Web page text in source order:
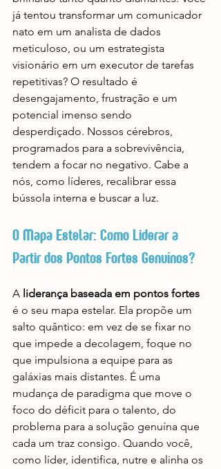
já tentou transformar um comunicador
nato em um analista de dados
meticuloso, ou um estrategista
visionário em um executor de tarefas
repetitivas? O resultado é
desengajamento, frustração e um
potencial imenso sendo
desperdiçado. Nossos cérebros,
programados para a sobrevivência,
tendem a focar no negativo. Cabe a
nós, como líderes, recalibrar essa
bússola interna e buscar a luz.
O Mapa Estelar: Como Liderar a
Partir dos Pontos Fortes Genuínos?
A liderança baseada em pontos fortes
é o seu mapa estelar. Ela propõe um
salto quântico: em vez de se fixar no
que impede a decolagem, foque no
que impulsiona a equipe para as
galáxias mais distantes. É uma
mudança de paradigma que move o
foco do déficit para o talento, do
problema para a solução genuína que
cada um traz consigo. Quando você,
como líder, identifica, nutre e alinha os